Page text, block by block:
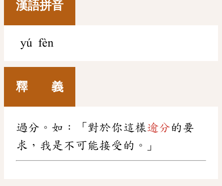
漢語拼音
yú fèn
釋 義
過分。如：「對於你這樣逾分的要
求，我是不可能接受的。」